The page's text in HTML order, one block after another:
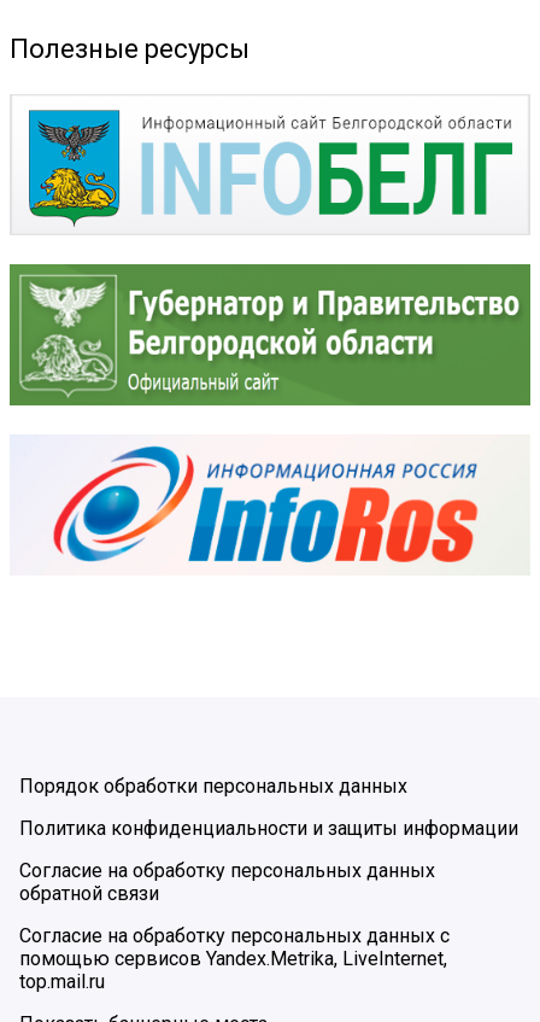
Полезные ресурсы
Порядок обработки персональных данных
Политика конфиденциальности и защиты информации
Согласие на обработку персональных данных
обратной связи
Согласие на обработку персональных данных с
помощью сервисов Yandex.Metrika, LiveInternet,
top.mail.ru